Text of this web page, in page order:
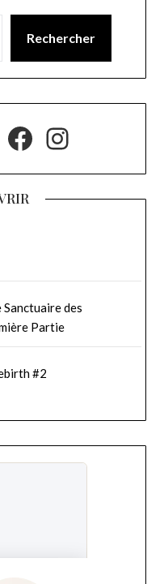
Rechercher
Facebook
Sanctuaire des
Partie
#2